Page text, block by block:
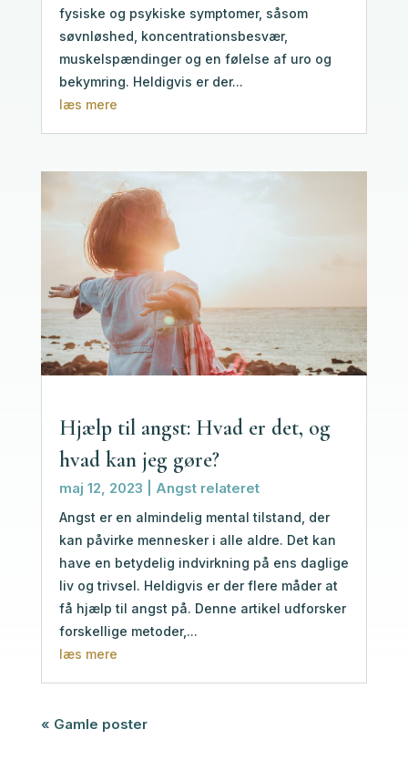
fysiske og psykiske symptomer, såsom
søvnløshed, koncentrationsbesvær,
muskelspændinger og en følelse af uro og
bekymring. Heldigvis er der...
læs mere
Hjælp til angst: Hvad er det, og
hvad kan jeg gøre?
maj 12, 2023 Angst relateret
Angst er en almindelig mental tilstand, der
kan påvirke mennesker i alle aldre. Det kan
have en betydelig indvirkning på ens daglige
liv og trivsel. Heldigvis er der flere måder at
få hjælp til angst på. Denne artikel udforsker
forskellige metoder,...
læs mere
« Gamle poster